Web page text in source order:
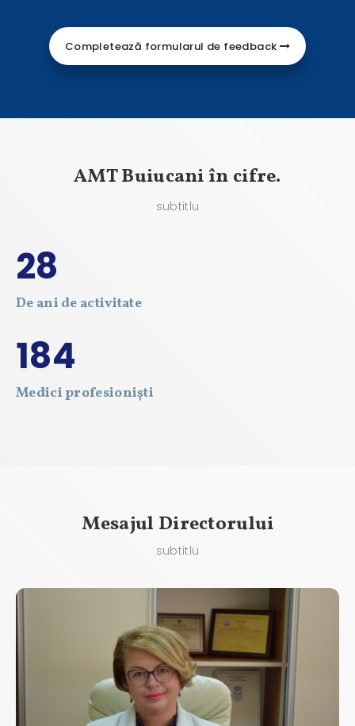
Completează formularul de feedback
AMT Buiucani în cifre.
subtitlu
28
De ani de activitate
184
Medici profesioniști
Mesajul Directorului
subtitlu